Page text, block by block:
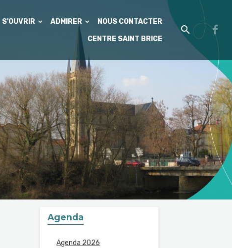
S'OUVRIR ADMIRER NOUS CONTACTER
CENTRE SAINT BRICE
Agenda
Agenda 2026